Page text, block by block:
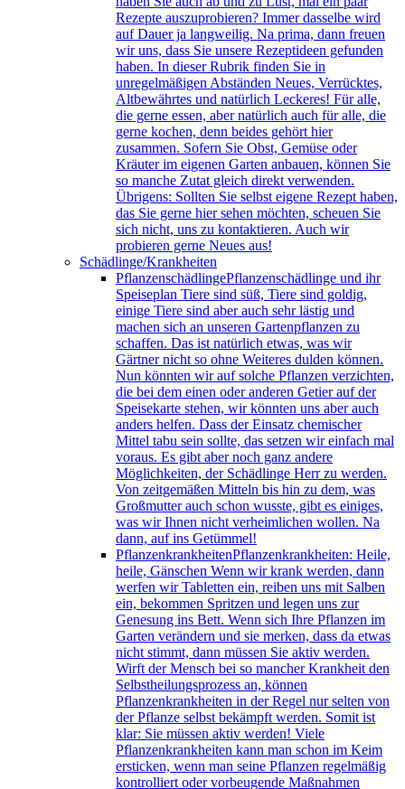
Rezepte auszuprobieren? Immer dasselbe wird
auf Dauer ja langweilig. Na prima, dann freuen
wir uns, dass Sie unsere Rezeptideen gefunden
haben. In dieser Rubrik finden Sie in
unregelmäßigen Abständen Neues, Verrücktes,
Altbewährtes und natürlich Leckeres! Für alle,
die gerne essen, aber natürlich auch für alle, die
gerne kochen, denn beides gehört hier
zusammen. Sofern Sie Obst, Gemüse oder
Kräuter im eigenen Garten anbauen, können Sie
so manche Zutat gleich direkt verwenden.
Übrigens: Sollten Sie selbst eigene Rezept haben,
das Sie gerne hier sehen möchten, scheuen Sie
sich nicht, uns zu kontaktieren. Auch wir
probieren gerne Neues aus!
Schädlinge/Krankheiten
PflanzenschädlingePflanzenschädlinge und ihr
Speiseplan Tiere sind süß, Tiere sind goldig,
einige Tiere sind aber auch sehr lästig und
machen sich an unseren Gartenpflanzen zu
schaffen. Das ist natürlich etwas, was wir
Gärtner nicht so ohne Weiteres dulden können.
Nun könnten wir auf solche Pflanzen verzichten,
die bei dem einen oder anderen Getier auf der
Speisekarte stehen, wir könnten uns aber auch
anders helfen. Dass der Einsatz chemischer
Mittel tabu sein sollte, das setzen wir einfach mal
voraus. Es gibt aber noch ganz andere
Möglichkeiten, der Schädlinge Herr zu werden.
Von zeitgemäßen Mitteln bis hin zu dem, was
Großmutter auch schon wusste, gibt es einiges,
was wir Ihnen nicht verheimlichen wollen. Na
dann, auf ins Getümmel!
PflanzenkrankheitenPflanzenkrankheiten: Heile,
heile, Gänschen Wenn wir krank werden, dann
werfen wir Tabletten ein, reiben uns mit Salben
ein, bekommen Spritzen und legen uns zur
Genesung ins Bett. Wenn sich Ihre Pflanzen im
Garten verändern und sie merken, dass da etwas
nicht stimmt, dann müssen Sie aktiv werden.
Wirft der Mensch bei so mancher Krankheit den
Selbstheilungsprozess an, können
Pflanzenkrankheiten in der Regel nur selten von
der Pflanze selbst bekämpft werden. Somit ist
klar: Sie müssen aktiv werden! Viele
Pflanzenkrankheiten kann man schon im Keim
ersticken, wenn man seine Pflanzen regelmäßig
kontrolliert oder vorbeugende Maßnahmen